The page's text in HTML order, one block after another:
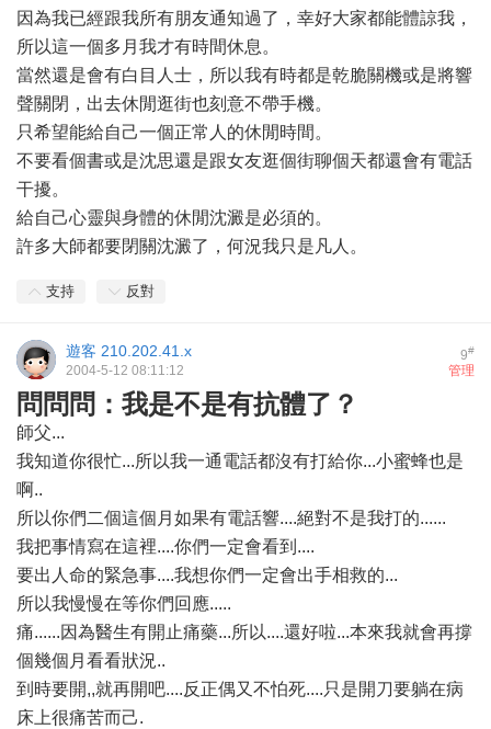
因為我已經跟我所有朋友通知過了，幸好大家都能體諒我，
所以這一個多月我才有時間休息。
當然還是會有白目人士，所以我有時都是乾脆關機或是將響
聲關閉，出去休閒逛街也刻意不帶手機。
只希望能給自己一個正常人的休閒時間。
不要看個書或是沈思還是跟女友逛個街聊個天都還會有電話
干擾。
給自己心靈與身體的休閒沈澱是必須的。
許多大師都要閉關沈澱了，何況我只是凡人。
支持 反對
9#
遊客 210.202.41.x
管理
2004-5-12 08:11:12
問問問：我是不是有抗體了？
師父...
我知道你很忙...所以我一通電話都沒有打給你...小蜜蜂也是
啊..
所以你們二個這個月如果有電話響....絕對不是我打的......
我把事情寫在這裡....你們一定會看到....
要出人命的緊急事....我想你們一定會出手相救的...
所以我慢慢在等你們回應.....
痛......因為醫生有開止痛藥...所以....還好啦...本來我就會再撐
個幾個月看看狀況..
到時要開,,就再開吧....反正偶又不怕死....只是開刀要躺在病
床上很痛苦而己.